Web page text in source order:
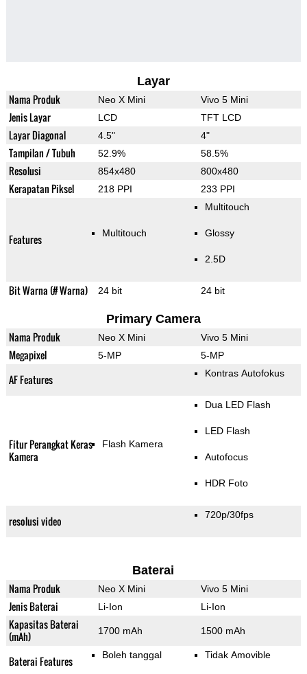
Layar
Nama Produk Neo X Mini Vivo 5 Mini
Jenis Layar LCD TFT LCD
Layar Diagonal 4.5" 4"
Tampilan / Tubuh 52.9% 58.5%
Resolusi 854x480 800x480
Kerapatan Piksel 218 PPI 233 PPI
Features Multitouch
Multitouch
Glossy
2.5D
Bit Warna (# Warna) 24 bit 24 bit
Primary Camera
Nama Produk Neo X Mini Vivo 5 Mini
Megapixel 5-MP 5-MP
AF Features Kontras Autofokus
Fitur Perangkat Keras
Kamera
Flash Kamera
Dua LED Flash
LED Flash
Autofocus
HDR Foto
resolusi video 720p/30fps
Baterai
Nama Produk Neo X Mini Vivo 5 Mini
Jenis Baterai Li-Ion Li-Ion
Kapasitas Baterai
(mAh)
1700 mAh 1500 mAh
Baterai Features Boleh tanggal Tidak Amovible